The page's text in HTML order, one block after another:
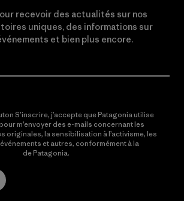
recevoir des actualités sur nos
uniques, des informations sur
et bien plus encore.
S’inscrire, j’accepte que Patagonia utilise
m’envoyer des e-mails concernant les
originales, la sensibilisation à l’activisme, les
et autres, conformément à la
de Patagonia.